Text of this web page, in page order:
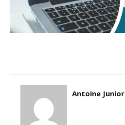
Antoine Junior